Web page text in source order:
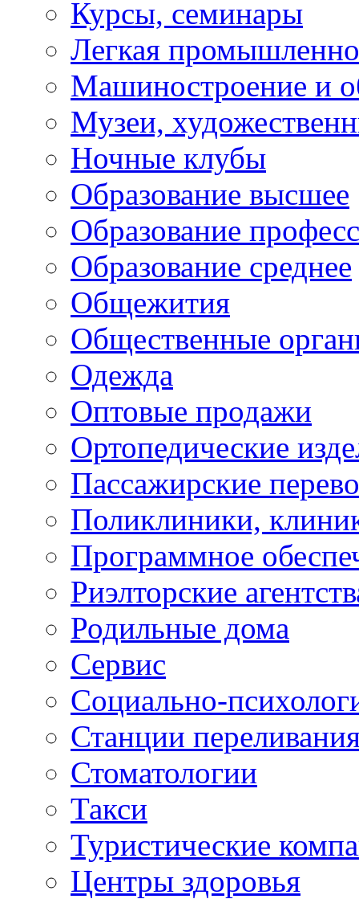
Курсы, семинары
Легкая
Машиностроение и
Музеи,
Ночные клубы
Образование высшее
Образование
Образование среднее
Общежития
Общественные
Одежда
Оптовые продажи
Ортопедические
Пассажирские
Поликлиники,
Программное
Риэлторские
Родильные дома
Сервис
Социально-
Станции
Стоматологии
Такси
Туристические
Центры здоровья